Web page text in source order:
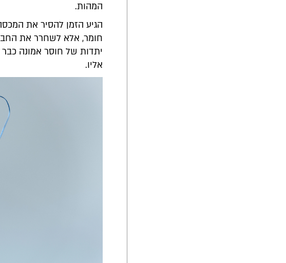
המהות.
הגיע הזמן להסיר את
חומר, אלא לשחרר את
יתדות של חוסר אמונה כבר
אליו.